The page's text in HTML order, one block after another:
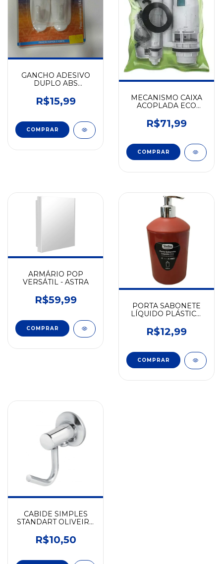
GANCHO ADESIVO
DUPLO ABS
KALA
R$15,99
MECANISMO CAIXA
ACOPLADA ECO
R$71,99
ARMÁRIO POP
VERSÁTIL - ASTRA
R$59,99
PORTA SABONETE
LÍQUIDO PLÁSTICO
R$12,99
CABIDE SIMPLES
STANDART OLIVEIRA
R$10,50